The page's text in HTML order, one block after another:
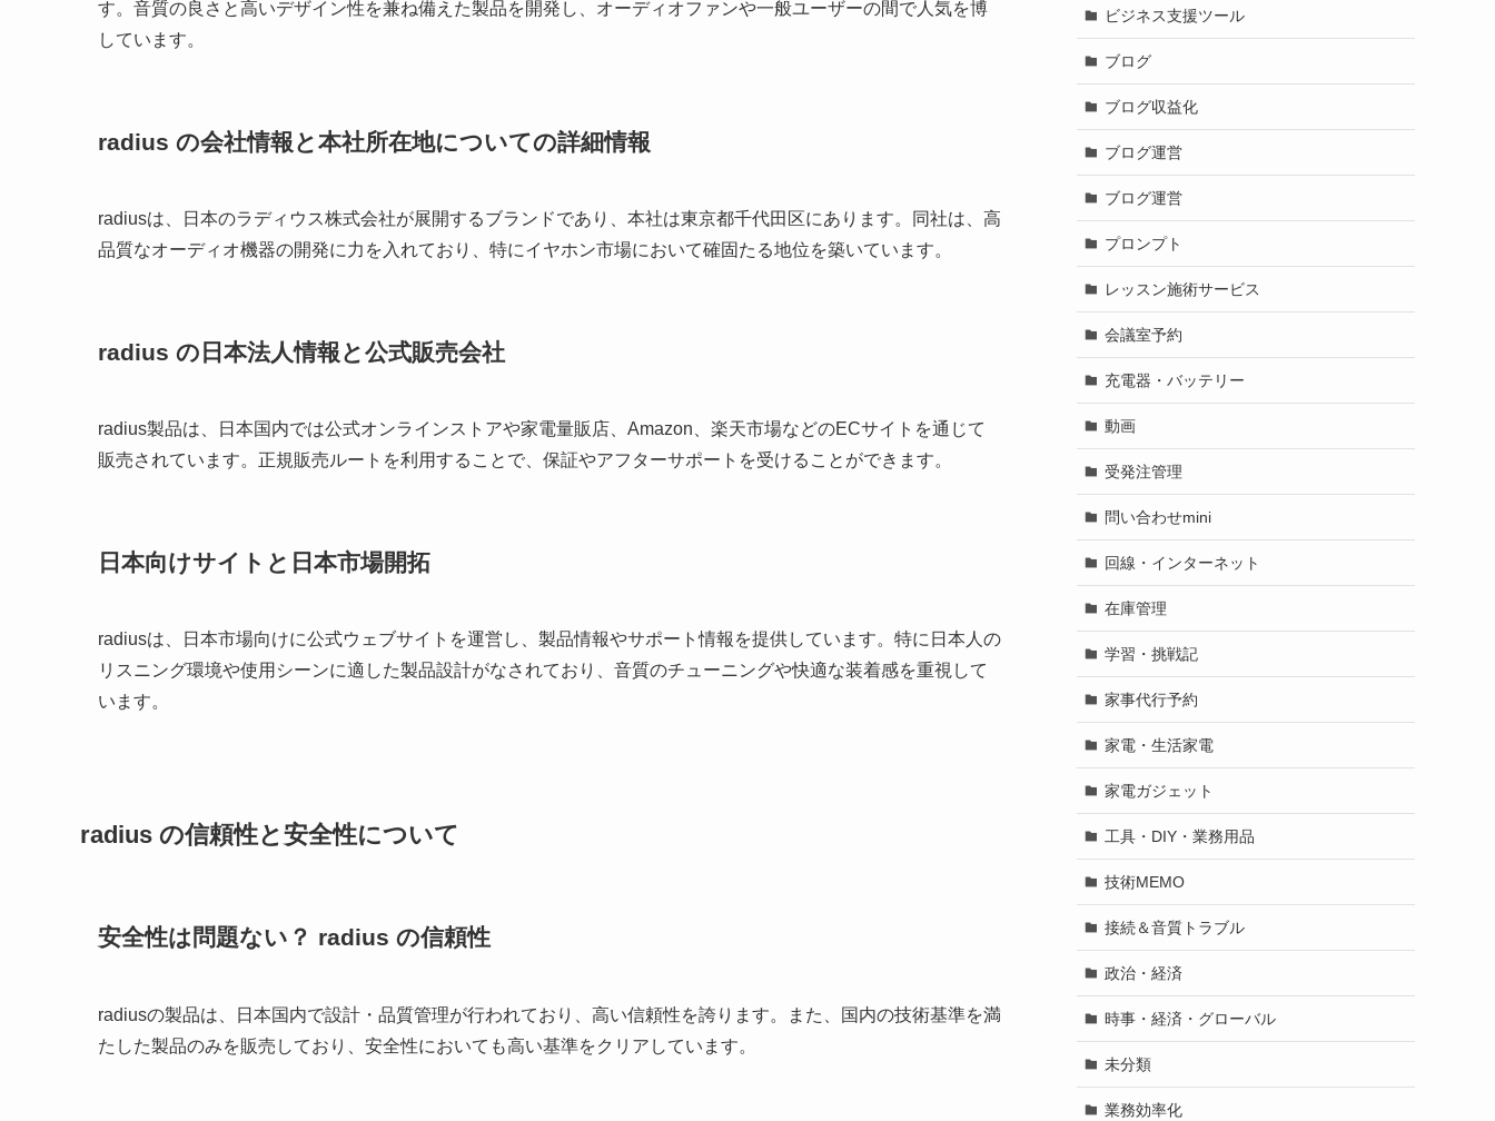
す。音質の良さと高いデザイン性を兼ね備えた製品を開発し、オーディオファンや一般ユーザーの間で人気を博
しています。
radius の会社情報と本社所在地についての詳細情報
radiusは、日本のラディウス株式会社が展開するブランドであり、本社は東京都千代田区にあります。同社は、高
品質なオーディオ機器の開発に力を入れており、特にイヤホン市場において確固たる地位を築いています。
radius の日本法人情報と公式販売会社
radius製品は、日本国内では公式オンラインストアや家電量販店、Amazon、楽天市場などのECサイトを通じて
販売されています。正規販売ルートを利用することで、保証やアフターサポートを受けることができます。
日本向けサイトと日本市場開拓
radiusは、日本市場向けに公式ウェブサイトを運営し、製品情報やサポート情報を提供しています。特に日本人の
リスニング環境や使用シーンに適した製品設計がなされており、音質のチューニングや快適な装着感を重視して
います。
radius の信頼性と安全性について
安全性は問題ない？ radius の信頼性
radiusの製品は、日本国内で設計・品質管理が行われており、高い信頼性を誇ります。また、国内の技術基準を満
たした製品のみを販売しており、安全性においても高い基準をクリアしています。
ビジネス支援ツール
ブログ
ブログ収益化
ブログ運営
ブログ運営
プロンプト
レッスン施術サービス
会議室予約
充電器・バッテリー
動画
受発注管理
問い合わせmini
回線・インターネット
在庫管理
学習・挑戦記
家事代行予約
家電・生活家電
家電ガジェット
工具・DIY・業務用品
技術MEMO
接続＆音質トラブル
政治・経済
時事・経済・グローバル
未分類
業務効率化